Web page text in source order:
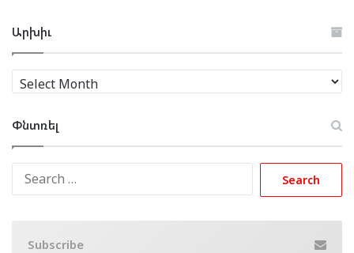
Արխիւ
Արխիւ
Փնտռել
Subscribe